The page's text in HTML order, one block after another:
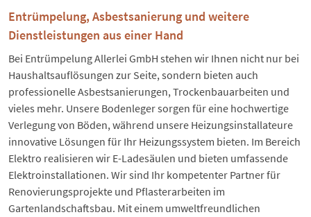
Entrümpelung, Asbestsanierung und weitere
Dienstleistungen aus einer Hand
Bei Entrümpelung Allerlei GmbH stehen wir Ihnen nicht nur bei
Haushaltsauflösungen zur Seite, sondern bieten auch
professionelle Asbestsanierungen, Trockenbauarbeiten und
vieles mehr. Unsere Bodenleger sorgen für eine hochwertige
Verlegung von Böden, während unsere Heizungsinstallateure
innovative Lösungen für Ihr Heizungssystem bieten. Im Bereich
Elektro realisieren wir E-Ladesäulen und bieten umfassende
Elektroinstallationen. Wir sind Ihr kompetenter Partner für
Renovierungsprojekte und Pflasterarbeiten im
Gartenlandschaftsbau. Mit einem umweltfreundlichen